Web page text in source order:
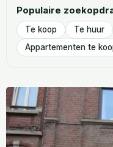
Populaire
Te koop Te huur
Appartementen te